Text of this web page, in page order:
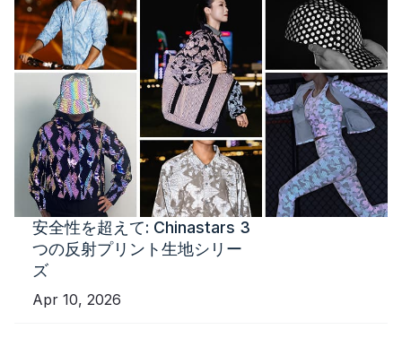
安全性を超えて: Chinastars 3
つの反射プリント生地シリー
ズ
Apr 10, 2026